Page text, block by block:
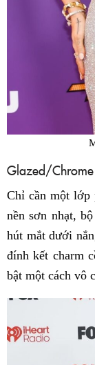
Glazed/
Chỉ cần một lớp
nền sơn nhạt,
hút mắt dưới
đính kết charm
bật một cách vô